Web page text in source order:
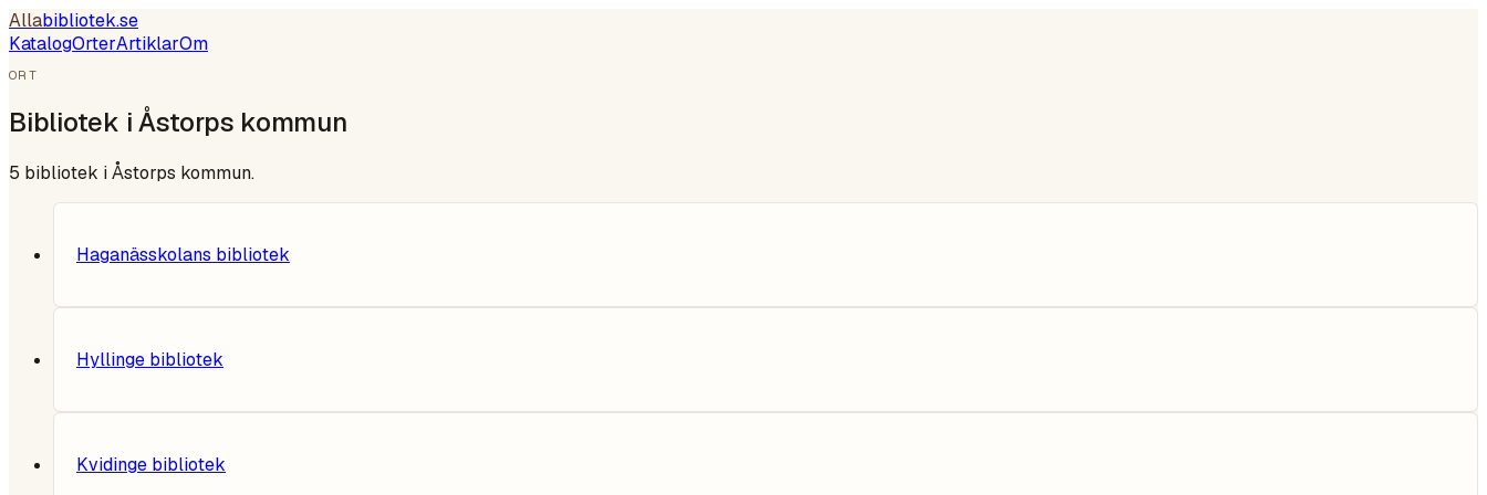
Allabibliotek.se
KatalogOrterArtiklarOm
ORT
Bibliotek iÅstorps kommun
5 bibliotek iÅstorps kommun.
Haganässkolans bibliotek
Hyllinge bibliotek
Kvidinge bibliotek